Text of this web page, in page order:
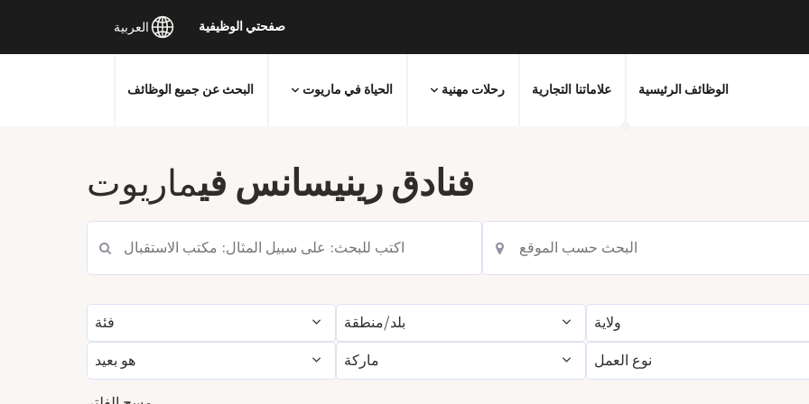
صفحتي الوظيفية العربية
الوظائف الرئيسية علاماتنا التجارية رحلات مهنية الحياة في ماريوت البحث عن جميع الوظائف
فنادق رينيسانس فيماريوت
فئة بلد/منطقة ولاية
هو بعيد ماركة نوع العمل